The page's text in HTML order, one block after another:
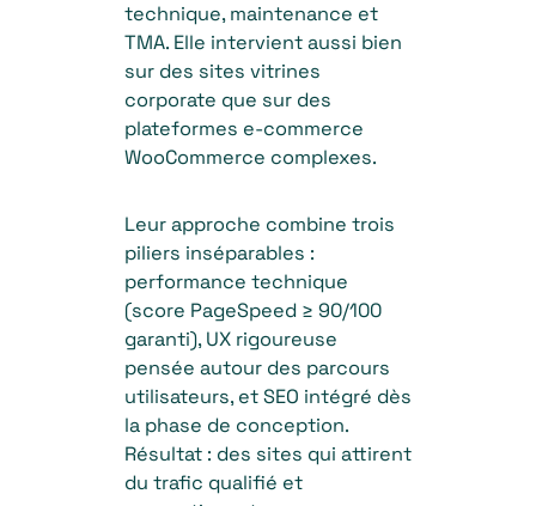
technique, maintenance et
TMA. Elle intervient aussi bien
sur des sites vitrines
corporate que sur des
plateformes e-commerce
WooCommerce complexes.
Leur approche combine trois
piliers inséparables :
performance technique
(score PageSpeed ≥ 90/100
garanti), UX rigoureuse
pensée autour des parcours
utilisateurs, et SEO intégré dès
la phase de conception.
Résultat : des sites qui attirent
du trafic qualifié et